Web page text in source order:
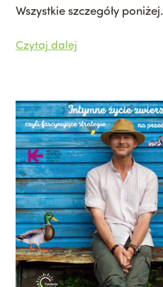
Wszystkie szczegóły poniżej.
Czytaj dalej